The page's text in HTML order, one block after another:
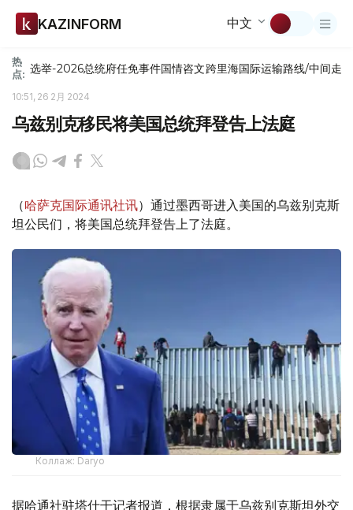
KAZINFORM 中文
热
点: 选举-2026总统府任免事件国情咨文跨里海国际运输路线/中间走廊
10:51, 26 2月 2024
乌兹别克移民将美国总统拜登告上法庭
（哈萨克国际通讯社讯）通过墨西哥进入美国的乌兹别克斯
坦公民们，将美国总统拜登告上了法庭。
Коллаж: Daryo
据哈通社驻塔什干记者报道，根据隶属于乌兹别克斯坦外交